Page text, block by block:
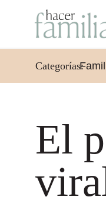
Categorías:
El